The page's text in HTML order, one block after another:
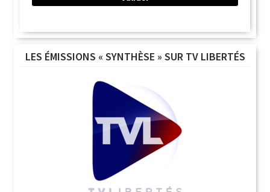
LES ÉMISSIONS « SYNTHÈSE » SUR TV LIBERTÉS